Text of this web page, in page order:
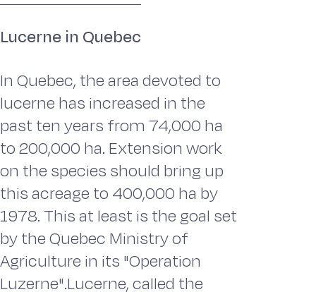
Lucerne in Quebec
In Quebec, the area devoted to
lucerne has increased in the
past ten years from 74,000 ha
to 200,000 ha. Extension work
on the species should bring up
this acreage to 400,000 ha by
1978. This at least is the goal set
by the Quebec Ministry of
Agriculture in its "Operation
Luzerne".Lucerne, called the